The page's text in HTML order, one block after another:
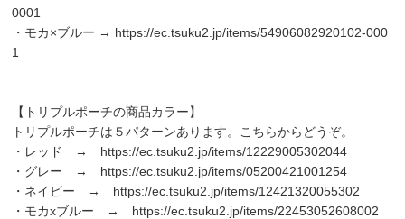
0001
・モカ×ブルー → https://ec.tsuku2.jp/items/54906082920102-000
1
【トリプルポーチの商品カラー】
トリプルポーチは５パターンあります。こちらからどうぞ。
・レッド → https://ec.tsuku2.jp/items/12229005302044
・グレー → https://ec.tsuku2.jp/items/05200421001254
・ネイビー → https://ec.tsuku2.jp/items/12421320055302
・モカxブルー → https://ec.tsuku2.jp/items/22453052608002